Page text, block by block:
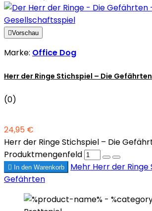
Vorschau
Marke: Office Dog
Herr der Ringe Stichspiel – Die Gefährten
(0)
24,95 €
Herr der Ringe Stichspiel – Die
Produktmengenfeld
 In den Warenkorb Mehr Herr der Ringe
Gefährten